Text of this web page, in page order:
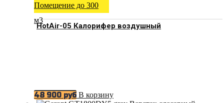
Помещение до 300
м3
HotAir-05 Калорифер воздушный
48 900 руб В корзину